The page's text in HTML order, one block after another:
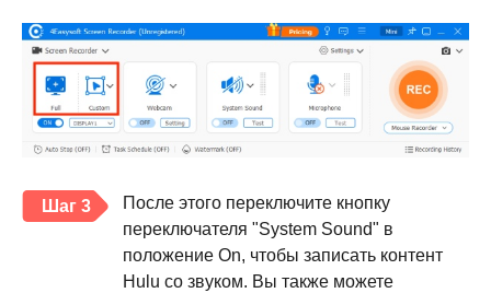
Шаг 3
После этого переключите кнопку
переключателя "System Sound" в
положение On, чтобы записать контент
Hulu со звуком. Вы также можете